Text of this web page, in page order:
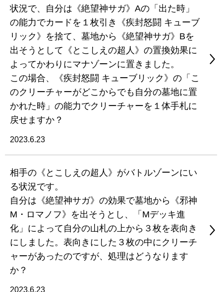
状況で、自分は《絶望神サガ》Aの「出た時」
の能力でカードを１枚引き《疾封怒闘 キューブ
リック》を捨て、墓地から《絶望神サガ》Bを
出そうとして《とこしえの超人》の置換効果に
よってかわりにマナゾーンに置きました。
この場合、《疾封怒闘 キューブリック》の「こ
のクリーチャーがどこからでも自分の墓地に置
かれた時」の能力でクリーチャーを１体手札に
戻せますか？
2023.6.23
相手の《とこしえの超人》がバトルゾーンにい
る状況です。
自分は《絶望神サガ》の効果で墓地から《邪神
M・ロマノフ》を出そうとし、「Mデッキ進
化」によって自分の山札の上から３枚を表向き
にしました。表向きにした３枚の中にクリーチ
ャーがあったのですが、処理はどうなります
か？
2023.6.23